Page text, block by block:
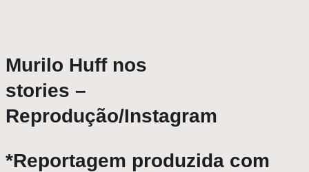
Murilo Huff nos
stories –
Reprodução/Instagram
*Reportagem produzida com